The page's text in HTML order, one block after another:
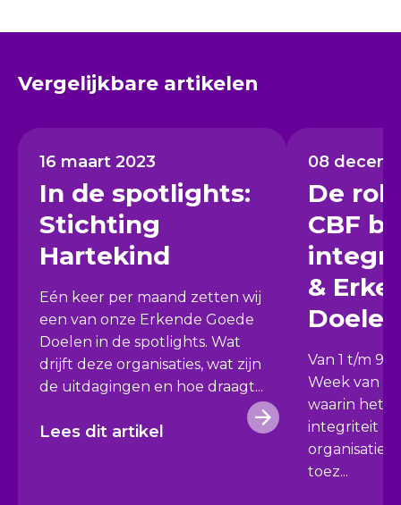
Vergelijkbare artikelen
16 maart 2023
In de spotlights:
Stichting
Hartekind
Eén keer per maand zetten wij
een van onze Erkende Goede
Doelen in de spotlights. Wat
drijft deze organisaties, wat zijn
de uitdagingen en hoe draagt...
Lees dit artikel
08
De rol
CBF bij
&
Doelen
Van 1 t/m 9
Week van
waarin het
integriteit
organisaties
toez...